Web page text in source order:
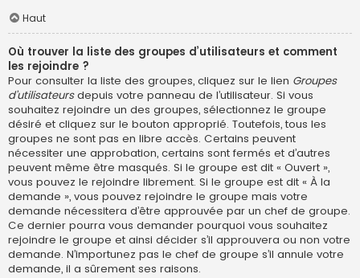
Haut
Où trouver la liste des groupes d’utilisateurs et comment
les rejoindre ?
Pour consulter la liste des groupes, cliquez sur le lien Groupes
d’utilisateursdepuis votre panneau de l’utilisateur. Si vous
souhaitez rejoindre un des groupes, sélectionnez le groupe
désiré et cliquez sur le bouton approprié. Toutefois, tous les
groupes ne sont pas en libre accès. Certains peuvent
nécessiter une approbation, certains sont fermés et d’autres
peuvent même être masqués. Si le groupe est dit « Ouvert »,
vous pouvez le rejoindre librement. Si le groupe est dit « À la
demande », vous pouvez rejoindre le groupe mais votre
demande nécessitera d’être approuvée par un chef de groupe.
Ce dernier pourra vous demander pourquoi vous souhaitez
rejoindre le groupe et ainsi décider s’il approuvera ou non votre
demande. N’importunez pas le chef de groupe s’il annule votre
demande, il a sûrement ses raisons.